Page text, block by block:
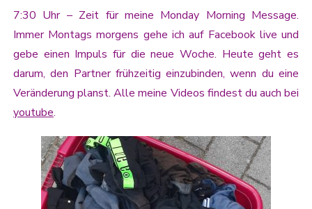
7:30 Uhr – Zeit für meine Monday Morning Message.
Immer Montags morgens gehe ich auf Facebook live und
gebe einen Impuls für die neue Woche. Heute geht es
darum, den Partner frühzeitig einzubinden, wenn du eine
Veränderung planst. Alle meine Videos findest du auch bei
youtube.